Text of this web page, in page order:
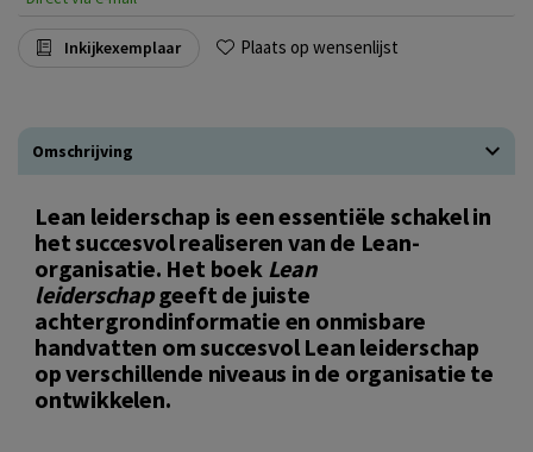
Inkijkexemplaar Plaats op wensenlijst
Omschrijving
Lean leiderschap is een essentiële schakel in
het succesvol realiseren van de Lean-
organisatie. Het boek Lean
leiderschapgeeft de juiste
achtergrondinformatie en onmisbare
handvatten om succesvol Lean leiderschap
op verschillende niveaus in de organisatie te
ontwikkelen.